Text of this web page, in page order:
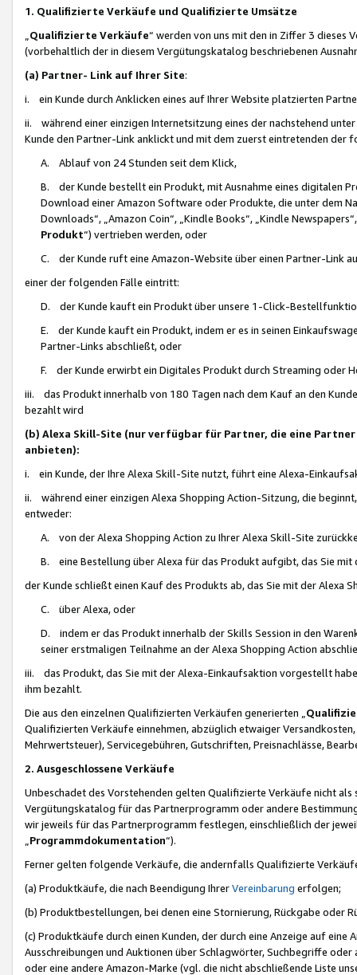
1. Qualifizierte Verkäufe und Qualifizierte Umsätze
Qualifizierte Verkäufe“ werden von uns mit den in Ziffer 3
(vorbehaltlich der in diesem Vergütungskatalog beschriebenen
(a) Partner- Link auf Ihrer Site:
i. ein Kunde durch Anklicken eines auf Ihrer Website platzierten
ii. während einer einzigen Internetsitzung eines der nachstehend
Kunde den Partner-Link anklickt und mit dem zuerst eintretenden der
A. Ablauf von 24 Stunden seit dem Klick,
B. der Kunde bestellt ein Produkt, mit Ausnahme eines digitalen
Download einer Amazon Software oder Produkte, die unter dem
Downloads“, „Amazon Coin“, „Kindle Books“, „Kindle
Produkt“) vertrieben werden, oder
C. der Kunde ruft eine Amazon-Website über einen Partner-Link
einer der folgenden Fälle eintritt:
D. der Kunde kauft ein Produkt über unsere 1-Click-
E. der Kunde kauft ein Produkt, indem er es in seinen
Partner-Links abschließt, oder
F. der Kunde erwirbt ein Digitales Produkt durch Streaming oder
iii. das Produkt innerhalb von 180 Tagen nach dem Kauf an den
bezahlt wird
(b) Alexa Skill-Site (nur verfügbar für Partner, die eine
anbieten):
i. ein Kunde, der Ihre Alexa Skill-Site nutzt, führt eine Alexa-
ii. während einer einzigen Alexa Shopping Action-Sitzung, die
entweder:
A. von der Alexa Shopping Action zu Ihrer Alexa Skill-Site
B. eine Bestellung über Alexa für das Produkt aufgibt, das Sie mit
der Kunde schließt einen Kauf des Produkts ab, das Sie mit der Alexa
C. über Alexa, oder
D. indem er das Produkt innerhalb der Skills Session in den
seiner erstmaligen Teilnahme an der Alexa Shopping Action
iii. das Produkt, das Sie mit der Alexa-Einkaufsaktion vorgestellt
ihm bezahlt.
Die aus den einzelnen Qualifizierten Verkäufen generierten „
Qualifizierten Verkäufe einnehmen, abzüglich etwaiger
Mehrwertsteuer), Servicegebühren, Gutschriften, Preisnachlässe,
2. Ausgeschlossene Verkäufe
Unbeschadet des Vorstehenden gelten Qualifizierte Verkäufe nicht
Vergütungskatalog für das Partnerprogramm oder andere
wir jeweils für das Partnerprogramm festlegen, einschließlich der
Programmdokumentation“).
Ferner gelten folgende Verkäufe, die andernfalls Qualifizierte
(a) Produktkäufe, die nach Beendigung IhrerVereinbarung erfolgen;
(b) Produktbestellungen, bei denen eine Stornierung, Rückgabe oder
(c) Produktkäufe durch einen Kunden, der durch eine Anzeige auf
Ausschreibungen und Auktionen über Schlagwörter, Suchbegriffe
oder eine andere Amazon-Marke (vgl. die nicht abschließende Liste